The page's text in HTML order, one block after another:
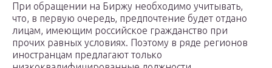
При обращении на Биржу необходимо учитывать,
что, в первую очередь, предпочтение будет отдано
лицам, имеющим российское гражданство при
прочих равных условиях. Поэтому в ряде регионов
иностранцам предлагают только